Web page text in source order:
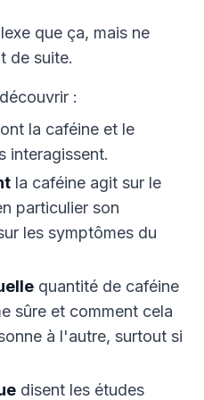
que ça, mais ne
de suite.
:
la caféine et le
interagissent.
la caféine agit sur le
particulier son
les symptômes du
quantité de caféine
sûre et comment cela
à l'autre, surtout si
disent les études